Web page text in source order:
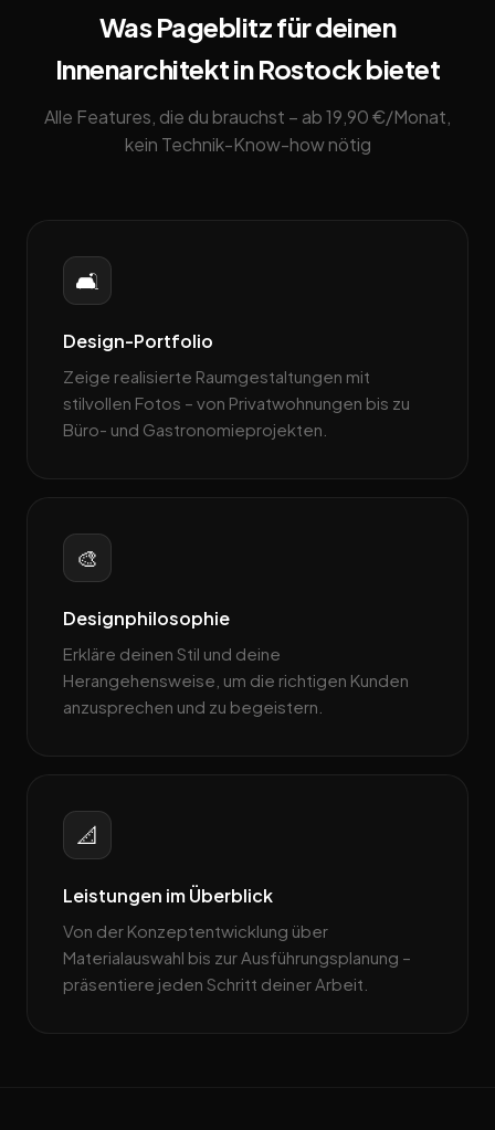
Was Pageblitz für deinen
Innenarchitekt in Rostock bietet
Alle Features, die du brauchst – ab 19,90 €/Monat,
kein Technik-Know-how nötig
🛋️
Design-Portfolio
Zeige realisierte Raumgestaltungen mit
stilvollen Fotos – von Privatwohnungen bis zu
Büro- und Gastronomieprojekten.
🎨
Designphilosophie
Erkläre deinen Stil und deine
Herangehensweise, um die richtigen Kunden
anzusprechen und zu begeistern.
📐
Leistungen im Überblick
Von der Konzeptentwicklung über
Materialauswahl bis zur Ausführungsplanung –
präsentiere jeden Schritt deiner Arbeit.